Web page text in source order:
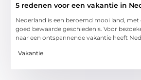
5 redenen voor een vakantie in
Nederland is een beroemd mooi land, met
goed bewaarde geschiedenis. Voor
naar een ontspannende vakantie heeft
Vakantie